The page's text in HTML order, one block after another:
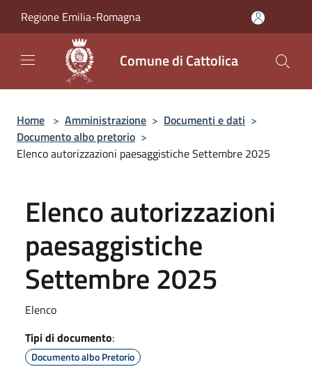
Regione Emilia-Romagna
Comune di Cattolica
Home > Amministrazione > Documenti e dati >
Documento albo pretorio >
Elenco autorizzazioni paesaggistiche Settembre 2025
Elenco autorizzazioni
paesaggistiche
Settembre 2025
Elenco
Tipi di documento:
Documento albo Pretorio